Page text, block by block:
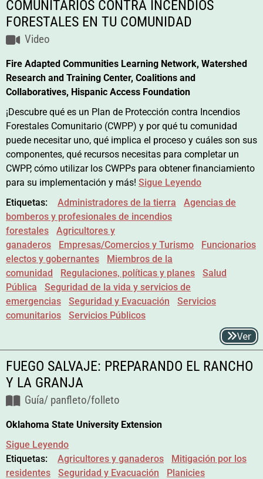
COMUNITARIOS CONTRA INCENDIOS
FORESTALES EN TU COMUNIDAD
Video
Fire Adapted Communities Learning Network, Watershed
Research and Training Center, Coalitions and
Collaboratives, Hispanic Access Foundation
¡Descubre qué es un Plan de Protección contra Incendios
Forestales Comunitario (CWPP) y por qué tu comunidad
puede necesitar uno, qué implica el proceso y cuáles son sus
componentes, qué recursos necesitas para completar un
CWPP, cómo utilizar los CWPPs para obtener financiamiento
para su implementación y más! Sigue Leyendo
Etiquetas:
Administradores de la tierra
Agencias de
bomberos y profesionales de incendios
forestales
Agricultores y
ganaderos
Empresas/Comercios y Turismo
Funcionarios
electos y gobernantes
Miembros de la
comunidad
Regulaciones, políticas y planes
Salud
Pública
Seguridad de la vida y servicios de
emergencias
Seguridad y Evacuación
Servicios
comunitarios
Servicios Públicos
Ver
FUEGO SALVAJE: PREPARANDO EL RANCHO
Y LA GRANJA
Guía/ panfleto/folleto
Oklahoma State University Extension
Sigue Leyendo
Etiquetas:
Agricultores y ganaderos
Mitigación por los
residentes
Seguridad y Evacuación
Planicies